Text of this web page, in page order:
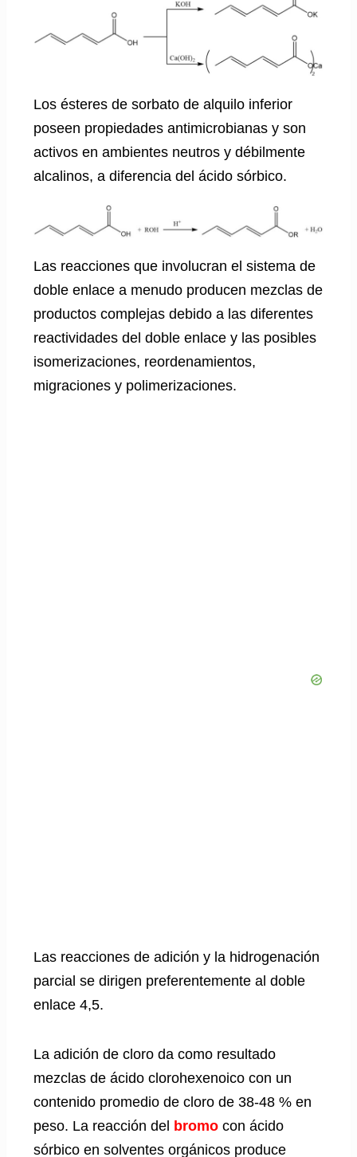
Los ésteres de sorbato de alquilo inferior
poseen propiedades antimicrobianas y son
activos en ambientes neutros y débilmente
alcalinos, a diferencia del ácido sórbico.
Las reacciones que involucran el sistema de
doble enlace a menudo producen mezclas de
productos complejas debido a las diferentes
reactividades del doble enlace y las posibles
isomerizaciones, reordenamientos,
migraciones y polimerizaciones.
Las reacciones de adición y la hidrogenación
parcial se dirigen preferentemente al doble
enlace 4,5.
La adición de cloro da como resultado
mezclas de ácido clorohexenoico con un
contenido promedio de cloro de 38-48 % en
peso. La reacción del bromo con ácido
sórbico en solventes orgánicos produce